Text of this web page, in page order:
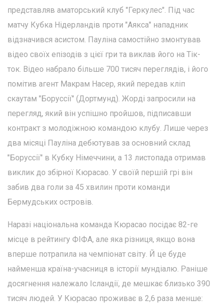
представляв аматорський клуб "Геркулес". Під час
матчу Кубка Нідерландів проти "Аякса" нападник
відзначився асистом. Пауліна самостійно змонтував
відео своїх епізодів з цієї гри та виклав його на Тік-
ток. Відео набрало більше 700 тисяч переглядів, і його
помітив агент Макрам Насер, який передав кліп
скаутам "Боруссії" (Дортмунд). Жорді запросили на
перегляд, який він успішно пройшов, підписавши
контракт з молодіжною командою клубу. Лише через
два місяці Пауліна дебютував за основний склад
"Боруссії" в Кубку Німеччини, а 13 листопада отримав
виклик до збірної Кюрасао. У своїй першій грі він
забив два голи за 45 хвилин проти команди
Бермудських островів.
Наразі національна команда Кюрасао посідає 82-ге
місце в рейтингу ФІФА, але яка різниця, якщо вона
вперше потрапила на чемпіонат світу. Й це буде
найменша країна-учасниця в історії мундіалю. Раніше
досягнення належало Ісландії, де мешкає близько 390
тисяч людей. У Кюрасао проживає в 2,6 раза менше: